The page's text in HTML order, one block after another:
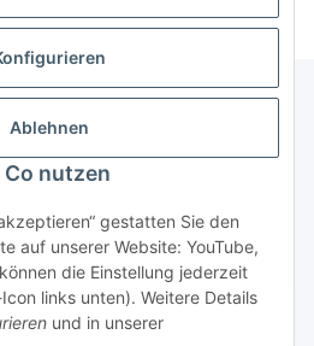
Ablehnen
nutzen
gestatten Sie den
auf unserer Website: YouTube,
die Einstellung jederzeit
links unten). Weitere Details
und in unserer
widerrufen